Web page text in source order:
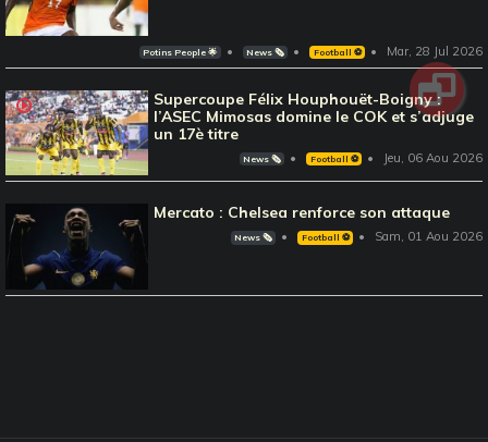
Potins People 🌟 News 🗞️ Football ⚽️ Mar, 28 Jul 2026
Supercoupe Félix Houphouët-Boigny :
l’ASEC Mimosas domine le COK et s’adjuge
un 17è titre
News 🗞️ Football ⚽️ Jeu, 06 Aou 2026
Mercato : Chelsea renforce son attaque
News 🗞️ Football ⚽️ Sam, 01 Aou 2026